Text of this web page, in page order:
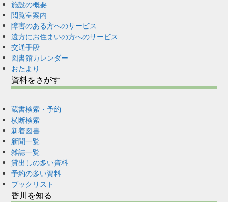
施設の概要
閲覧室案内
障害のある方へのサービス
遠方にお住まいの方へのサービス
交通手段
図書館カレンダー
おたより
資料をさがす
蔵書検索・予約
横断検索
新着図書
新聞一覧
雑誌一覧
貸出しの多い資料
予約の多い資料
ブックリスト
香川を知る